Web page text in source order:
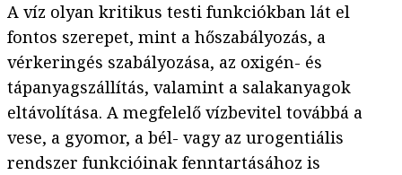
A víz olyan kritikus testi funkciókban lát el
fontos szerepet, mint a hőszabályozás, a
vérkeringés szabályozása, az oxigén- és
tápanyagszállítás, valamint a salakanyagok
eltávolítása. A megfelelő vízbevitel továbbá a
vese, a gyomor, a bél- vagy az urogentiális
rendszer funkcióinak fenntartásához is